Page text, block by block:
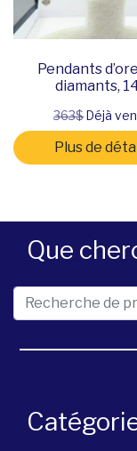
Que
Recherche pour :
Pendants
diamants,
363$Déjà
Plus de